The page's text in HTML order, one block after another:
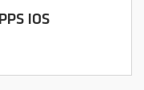
IOS